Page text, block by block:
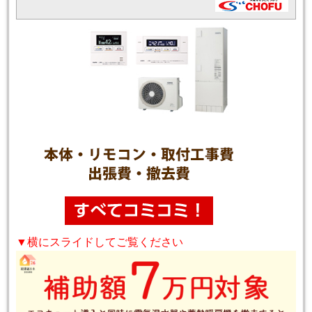
▼横にスライドしてご覧ください